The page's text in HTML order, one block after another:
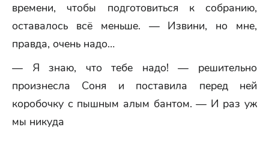
времени, чтобы подготовиться к собранию,
оставалось всё меньше. — Извини, но мне,
правда, очень надо…
— Я знаю, что тебе надо! — решительно
произнесла Соня и поставила перед ней
коробочку с пышным алым бантом. — И раз уж
мы никуда